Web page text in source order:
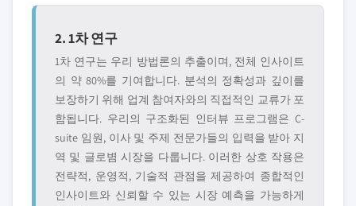
2. 1차 연구
1차 연구는 우리 방법론의 추출이며, 전체 인사이트
의 약 80%를 기여합니다. 분석의 정확성과 깊이를
보장하기 위해 업계 참여자와의 직접적인 교류가 포
함됩니다. 우리의 구조화된 인터뷰 프로그램은 C-
suite 임원, 이사 및 주제 전문가들의 입력을 받아 지
역 및 글로볌 시장을 다룹니다. 이러한 상호 작용은
전략적, 운영적, 기술적 관점을 제공하여 종합적인
인사이트와 신뢰할 수 있는 시장 예측을 가능하게